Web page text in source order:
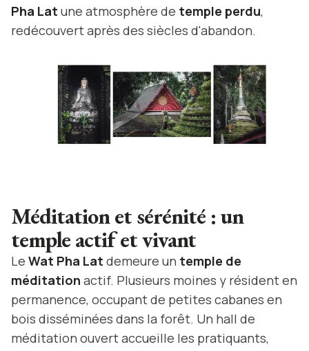
Pha Lat une atmosphère de temple perdu,
redécouvert après des siècles d'abandon.
Méditation et sérénité : un
temple actif et vivant
Le Wat Pha Lat demeure un temple de
méditation actif. Plusieurs moines y résident en
permanence, occupant de petites cabanes en
bois disséminées dans la forêt. Un hall de
méditation ouvert accueille les pratiquants,